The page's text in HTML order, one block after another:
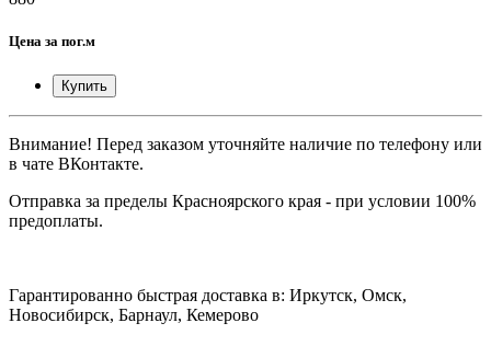
Цена за пог.м
Купить
Внимание! Перед заказом уточняйте наличие по телефону или
в чате ВКонтакте.
Отправка за пределы Красноярского края - при условии 100%
предоплаты.
Гарантированно быстрая доставка в: Иркутск, Омск,
Новосибирск, Барнаул, Кемерово